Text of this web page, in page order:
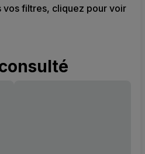
vos filtres, cliquez pour voir